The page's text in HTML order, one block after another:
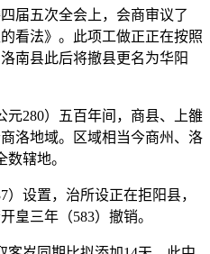
五次全会上，会商审议了
看法》。此项工做正正在按照
南县此后将撤县更名为华阳
280）五百年间，商县、上雒
洛地域。区域相当今商州、洛
辖地。
设置，治所设正在拒阳县，
皇三年（583）撤销。